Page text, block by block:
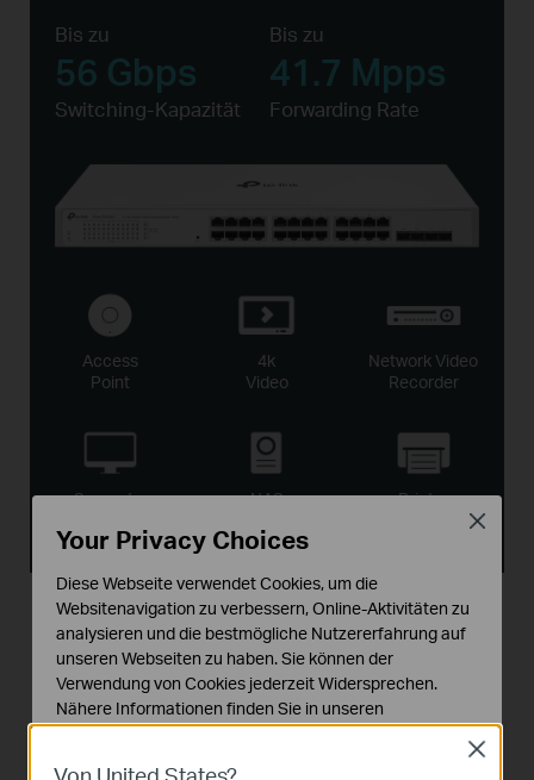
Bis zu
56 Gbps
Switching-Kapazität
Bis zu
41.7 Mpps
Forwarding Rate
Access
Point
4k
Video
Network Video
Recorder
Computer NAS Printer
GeschäftslevelFunktionen
sorgen für ein Erlebnis über die
Close
Your Privacy Choices
Diese Webseite verwendet Cookies, um die
Websitenavigation zu verbessern, Online-Aktivitäten zu
analysieren und die bestmögliche Nutzererfahrung auf
unseren Webseiten zu haben. Sie können der
Verwendung von Cookies jederzeit Widersprechen.
Nähere Informationen finden Sie in unseren
Datenschutzhinweisen.
Notwendige Cookies
Close